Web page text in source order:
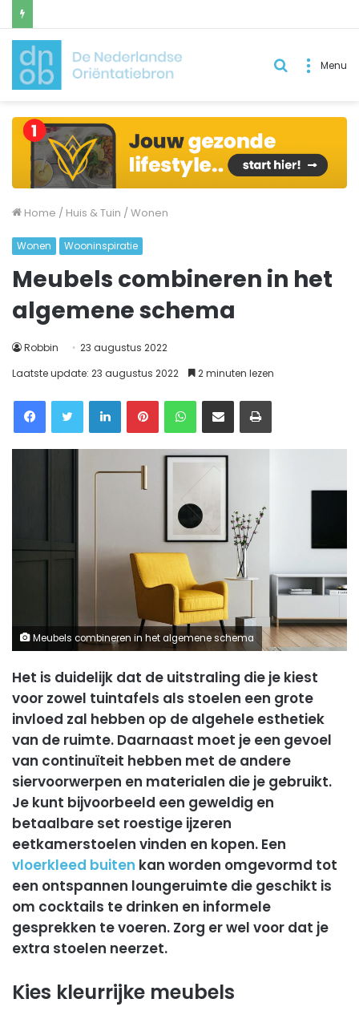
Menu
Zoek
Home / Huis & Tuin / Wonen
Wonen Wooninspiratie
Meubels combineren in het
algemene schema
Robbin
23 augustus 2022
Laatste update: 23 augustus 2022
2 minuten lezen
FacebookTwitter LinkedInPinterestWhatsApp
Delen via Email Printen
Meubels combineren in het algemene schema
Het is duidelijk dat de uitstraling die je kiest
voor zowel tuintafels als stoelen een grote
invloed zal hebben op de algehele esthetiek
van de ruimte. Daarnaast moet je een gevoel
van continuïteit hebben met de andere
siervoorwerpen en materialen die je gebruikt.
Je kunt bijvoorbeeld een geweldig en ​​
betaalbare set roestige ijzeren
eetkamerstoelen vinden en kopen. Een
vloerkleed buiten kan worden omgevormd tot
een ontspannen loungeruimte die geschikt is
om cocktails te drinken en informele
gesprekken te voeren. Zorg er wel voor dat je
extra stoelen neerzet.
Kies kleurrijke meubels